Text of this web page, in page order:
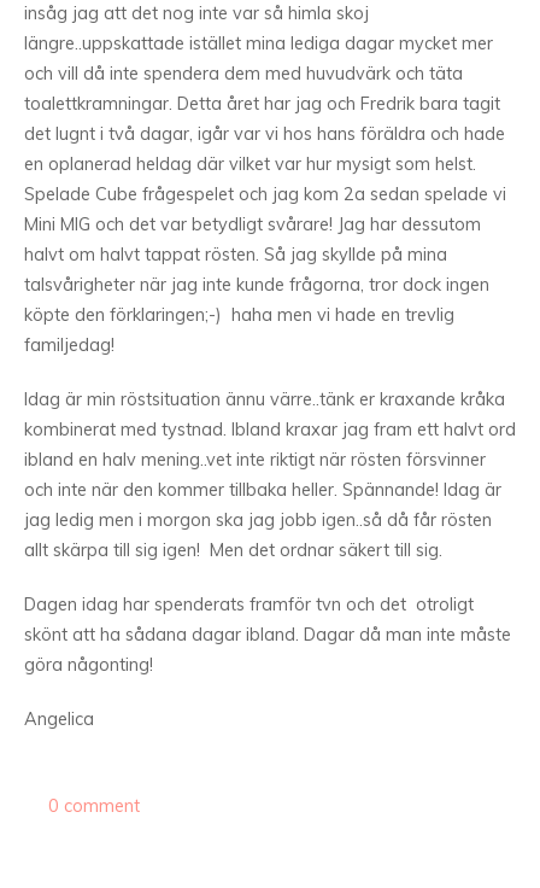
insåg jag att det nog inte var så himla skoj
längre..uppskattade istället mina lediga dagar mycket mer
och vill då inte spendera dem med huvudvärk och täta
toalettkramningar. Detta året har jag och Fredrik bara tagit
det lugnt i två dagar, igår var vi hos hans föräldra och hade
en oplanerad heldag där vilket var hur mysigt som helst.
Spelade Cube frågespelet och jag kom 2a sedan spelade vi
Mini MIG och det var betydligt svårare! Jag har dessutom
halvt om halvt tappat rösten. Så jag skyllde på mina
talsvårigheter när jag inte kunde frågorna, tror dock ingen
köpte den förklaringen;-) haha men vi hade en trevlig
familjedag!
Idag är min röstsituation ännu värre..tänk er kraxande kråka
kombinerat med tystnad. Ibland kraxar jag fram ett halvt ord
ibland en halv mening..vet inte riktigt när rösten försvinner
och inte när den kommer tillbaka heller. Spännande! Idag är
jag ledig men i morgon ska jag jobb igen..så då får rösten
allt skärpa till sig igen! Men det ordnar säkert till sig.
Dagen idag har spenderats framför tvn och det otroligt
skönt att ha sådana dagar ibland. Dagar då man inte måste
göra någonting!
Angelica
0 comment